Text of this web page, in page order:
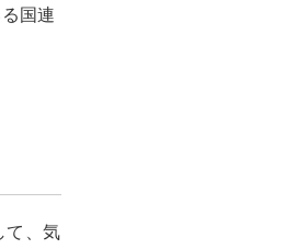
国連
て、気